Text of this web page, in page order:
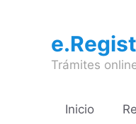
contenido
Trámites
Inicio